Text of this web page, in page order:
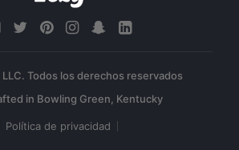
Todos los derechos reservados
Política de privacidad